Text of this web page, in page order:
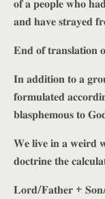
𝐨𝐟 𝐚 𝐩𝐞𝐨𝐩𝐥𝐞 𝐰𝐡𝐨
𝐚𝐧𝐝 𝐡𝐚𝐯𝐞 𝐬𝐭𝐫𝐚𝐲𝐞𝐝
𝐄𝐧𝐝 𝐨𝐟 𝐭𝐫𝐚𝐧𝐬𝐥𝐚𝐭𝐢𝐨𝐧
𝐈𝐧 𝐚𝐝𝐝𝐢𝐭𝐢𝐨𝐧 𝐭𝐨 𝐚
𝐟𝐨𝐫𝐦𝐮𝐥𝐚𝐭𝐞𝐝
𝐛𝐥𝐚𝐬𝐩𝐡𝐞𝐦𝐨𝐮𝐬 𝐭𝐨
𝐖𝐞 𝐥𝐢𝐯𝐞 𝐢𝐧 𝐚 𝐰𝐞𝐢𝐫𝐝
𝐝𝐨𝐜𝐭𝐫𝐢𝐧𝐞 𝐭𝐡𝐞
𝐋𝐨𝐫𝐝/𝐅𝐚𝐭𝐡𝐞𝐫 + 𝐒𝐨𝐧/